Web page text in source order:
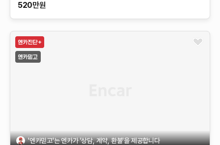
520만원
'엔카믿고'는 엔카가 '상담, 계약, 환불'을 제공합니다